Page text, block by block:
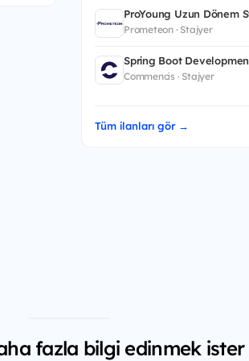
ProYoung Uzun Dönem
Prometeon · Stajyer
Spring Boot
Commencis · Stajyer
Tüm ilanları gör →
fazla bilgi edinmek ister